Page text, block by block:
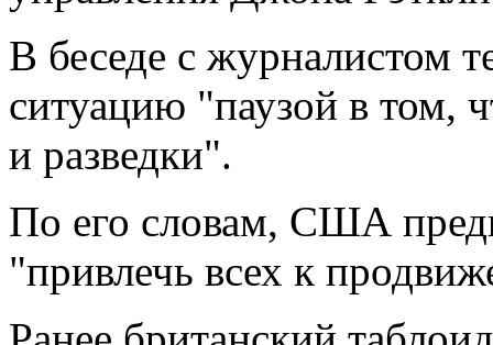
В беседе с журналистом
ситуацию "паузой в том,
и разведки".
По его словам, США
"привлечь всех к